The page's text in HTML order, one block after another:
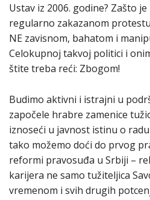
Ustav iz 2006. godine? Zašto
regularno zakazanom
NE zavisnom, bahatom i
Celokupnoj takvoj politici i
štite treba reći: Zbogom!
Budimo aktivni i istrajni u
započele hrabre zamenice
iznoseći u javnost istinu o
tako možemo doći do prvog
reformi pravosuđa u Srbiji –
karijera ne samo tužiteljica
vremenom i svih drugih